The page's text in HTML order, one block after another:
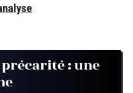
: une